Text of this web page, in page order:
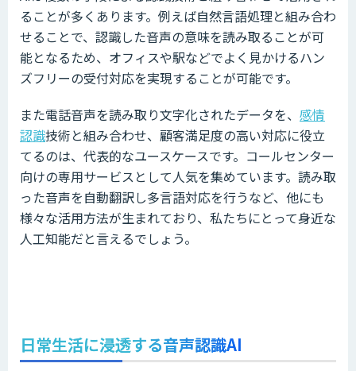
ることが多くあります。例えば自然言語処理と組み合わ
せることで、認識した音声の意味を読み取ることが可
能となるため、オフィスや駅などでよく見かけるハン
ズフリーの受付対応を実現することが可能です。
また電話音声を読み取り文字化されたデータを、 感情
認識技術と組み合わせ、顧客満足度の高い対応に役立
てるのは、代表的なユースケースです。コールセンター
向けの専用サービスとして人気を集めています。読み取
った音声を自動翻訳し多言語対応を行うなど、他にも
様々な活用方法が生まれており、私たちにとって身近な
人工知能だと言えるでしょう。
日常生活に浸透する音声認識AI